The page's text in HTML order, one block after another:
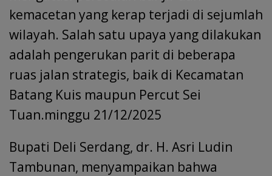
kemacetan yang kerap terjadi di sejumlah
wilayah. Salah satu upaya yang dilakukan
adalah pengerukan parit di beberapa
ruas jalan strategis, baik di Kecamatan
Batang Kuis maupun Percut Sei
Tuan.minggu 21/12/2025
Bupati Deli Serdang, dr. H. Asri Ludin
Tambunan, menyampaikan bahwa